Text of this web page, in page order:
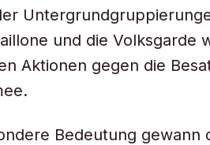
und die Volksgarde
Aktionen gegen die
Bedeutung gewann